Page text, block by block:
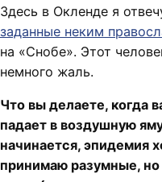
Здесь в Окленде я
заданные неким
на «Снобе». Этот
немного жаль.
Что вы делаете, когда
падает в воздушную
начинается, эпидемия
принимаю разумные,